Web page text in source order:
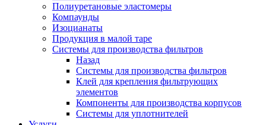
Полиуретановые эластомеры
Компаунды
Изоцианаты
Продукция в малой таре
Системы для производства фильтров
Назад
Системы для производства фильтров
Клей для крепления фильтрующих
элементов
Компоненты для производства корпусов
Системы для уплотнителей